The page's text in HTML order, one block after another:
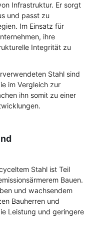
Infrastruktur. Er sorgt
und passt zu
Im Einsatz für
ihre
Integrität zu
Stahl sind
im Vergleich zur
ihn somit zu einer
Stahl ist Teil
Bauen.
und wachsendem
Bauherren und
Leistung und geringere